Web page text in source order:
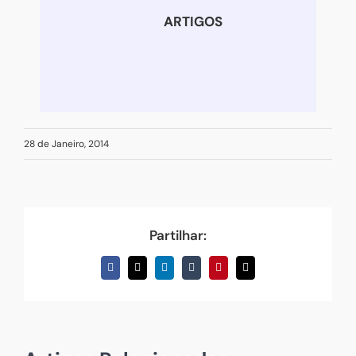
ARTIGOS
28 de Janeiro, 2014
Partilhar:
Facebook
X LinkedInTumblrPinterestEmail
(necessário